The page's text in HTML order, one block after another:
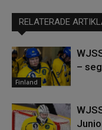
RELATERADE
Finland
–